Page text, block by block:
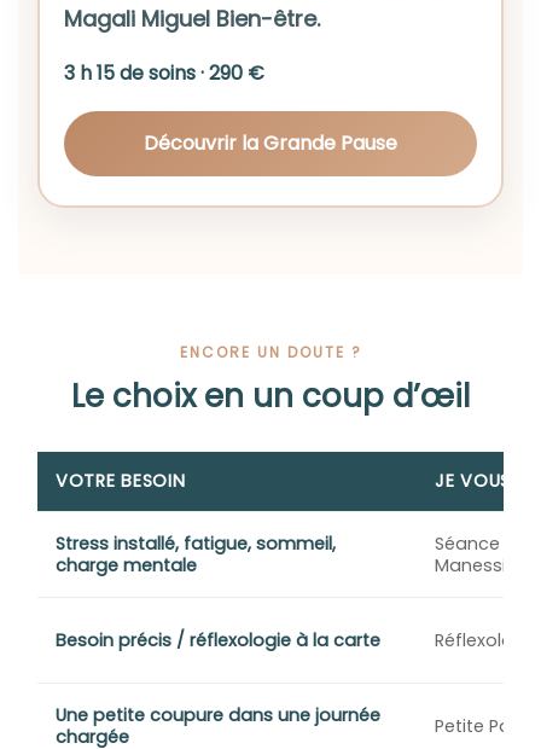
Magali Miguel Bien-être.
3 h 15 de soins · 290 €
Découvrir la Grande Pause
ENCORE UN DOUTE ?
Le choix en un coup d’œil
VOTRE BESOIN JE VOUS
Stress installé, fatigue, sommeil,
charge mentale
Séance
Manessia
Besoin précis / réflexologie à la carte Réflexologie
Une petite coupure dans une journée
chargée
Petite